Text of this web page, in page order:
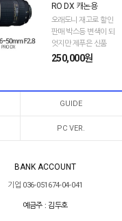
RO DX 캐논용
오래도니 재고로 할인
판매 박스등 변색이 되
엇지만 제푸은 신품
250,000원
GUIDE
PC VER.
BANK ACCOUNT
기업 036-051674-04-041
예금주 : 김두호